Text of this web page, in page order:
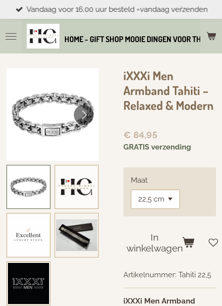
direct
naar
de
hoofdinhoud
HOME - GIFT SHOP MOOIE DINGEN VOOR THUIS
Vandaag voor 16.00 uur besteld =vandaag veŕzenden
iXXXi Men
Armband Tahiti –
Relaxed & Modern
€ 84,95
GRATIS verzending
Maat
In
winkelwagen
Artikelnummer: Tahiti 22,5
iXXXi Men Armband